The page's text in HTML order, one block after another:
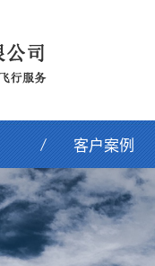
客户案例